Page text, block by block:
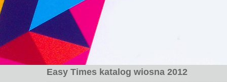
Easy Times katalog wiosna 2012